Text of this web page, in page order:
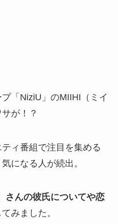
「NiziU」のMIIHI（ミイ
が！？
ィ番組で注目を集める
になる人が続出。
さんの彼氏についてや恋
みました。